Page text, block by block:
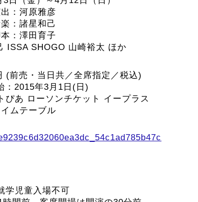
：河原雅彦
：諸星和己
：澤田育子
ISSA SHOGO 山崎裕太 ほか
(前売・当日共／全席指定／税込)
：2015年3月1日(日)
ぴあ ローソンチケット イープラス
イムテーブル
学児童入場不可